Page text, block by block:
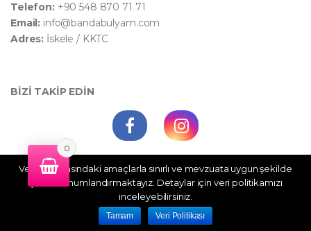
Telefon: +90 548 870 71 71
Email: info@bandabulyam.com
Adres: İskele / KKTC
BİZİ TAKİP EDİN
- All Rights Reserved
0
Veri politikasındaki amaçlarla sınırlı ve mevzuata uygun şekilde
çerez konumlandırmaktayız. Detaylar için veri politikamızı
inceleyebilirsiniz.
Tamam Veri Politikası
WhatsApp Destek
Hesabım Sepetim Siparişlerim